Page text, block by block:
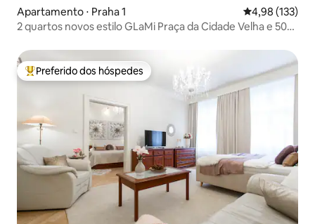
Apartamento ⋅ Praha 1 4,98 de uma
4,98 (133)
2 quartos novos estilo GLaMi Praça da Cidade Velha e 50
Entre os melhores preferidos dos hóspedes
Preferido dos hóspedes